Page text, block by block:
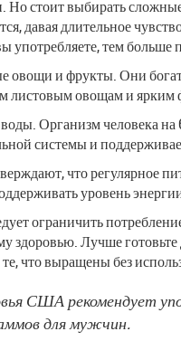
Но стоит выбирать
давая длительное
употребляете, тем
овощи и фрукты. Они
листовым овощам и
Организм человека
системы и
что регулярное
уровень
ограничить
здоровью. Лучше
что выращены без
США рекомендует
для мужчин.